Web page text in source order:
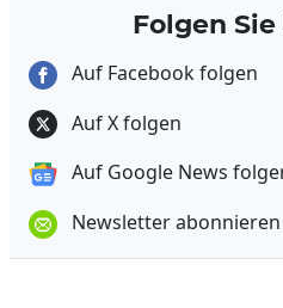
Folgen
Auf Facebook folgen
Auf X folgen
Auf Google News
Newsletter abonnieren